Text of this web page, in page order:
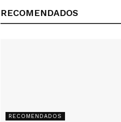
RECOMENDADOS
RECOMENDADOS